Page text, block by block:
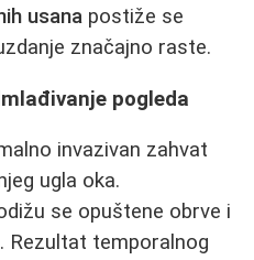
usana postiže se
značajno raste.
pogleda
invazivan zahvat
ugla oka.
se opuštene obrve i
Rezultat temporalnog